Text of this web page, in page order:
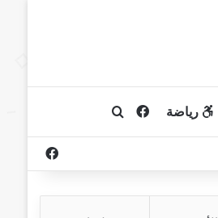
رياضة فيسبوكبحث عن